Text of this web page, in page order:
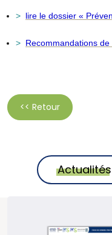
lire le dossier «
Recommandations
<< Retour